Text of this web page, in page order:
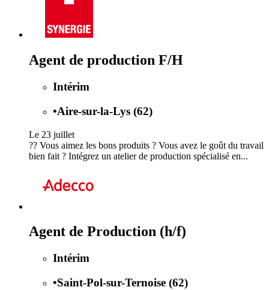
Agent de production F/H
Intérim
•Aire-sur-la-Lys (62)
Le 23 juillet
?? Vous aimez les bons produits ? Vous avez le goût du travail
bien fait ? Intégrez un atelier de production spécialisé en...
Agent de Production (h/f)
Intérim
•Saint-Pol-sur-Ternoise (62)